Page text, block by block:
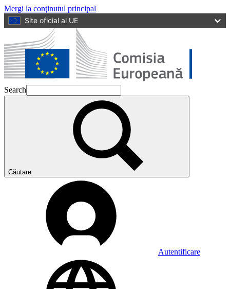
Mergi la conţinutul principal
Site oficial al UE
Search
Căutare
Autentificare